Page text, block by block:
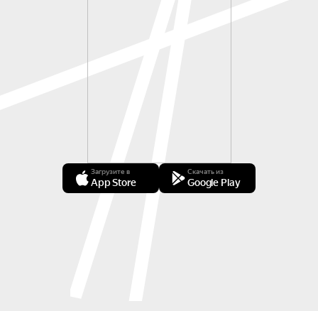
Загрузите в
App Store
Скачать из
Google Play